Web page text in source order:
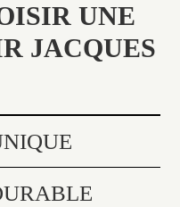
UNE
JACQUES